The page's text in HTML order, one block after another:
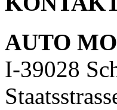
AUTO
I-39028